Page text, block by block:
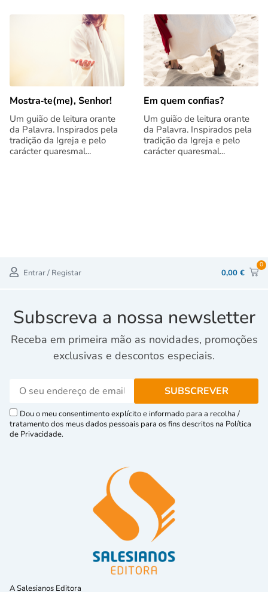
Mostra‑te(me), Senhor!
Um guião de leitura orante
da Palavra. Inspirados pela
tradição da Igreja e pelo
carácter quaresmal...
Em quem confias?
Um guião de leitura orante
da Palavra. Inspirados pela
tradição da Igreja e pelo
carácter quaresmal...
Entrar / Registar 0,00 €
0
Subscreva a nossa newsletter
Receba em primeira mão as novidades, promoções
exclusivas e descontos especiais.
Dou o meu consentimento explícito e informado para a recolha /
tratamento dos meus dados pessoais para os fins descritos na Política
de Privacidade.
A Salesianos Editora